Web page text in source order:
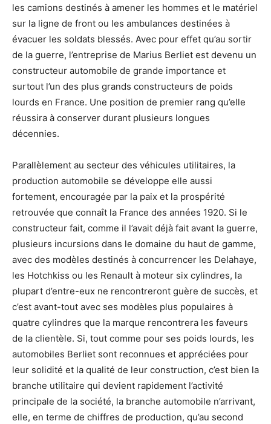
les camions destinés à amener les hommes et le matériel
sur la ligne de front ou les ambulances destinées à
évacuer les soldats blessés. Avec pour effet qu’au sortir
de la guerre, l’entreprise de Marius Berliet est devenu un
constructeur automobile de grande importance et
surtout l’un des plus grands constructeurs de poids
lourds en France. Une position de premier rang qu’elle
réussira à conserver durant plusieurs longues
décennies.
Parallèlement au secteur des véhicules utilitaires, la
production automobile se développe elle aussi
fortement, encouragée par la paix et la prospérité
retrouvée que connaît la France des années 1920. Si le
constructeur fait, comme il l’avait déjà fait avant la guerre,
plusieurs incursions dans le domaine du haut de gamme,
avec des modèles destinés à concurrencer les Delahaye,
les Hotchkiss ou les Renault à moteur six cylindres, la
plupart d’entre-eux ne rencontreront guère de succès, et
c’est avant-tout avec ses modèles plus populaires à
quatre cylindres que la marque rencontrera les faveurs
de la clientèle. Si, tout comme pour ses poids lourds, les
automobiles Berliet sont reconnues et appréciées pour
leur solidité et la qualité de leur construction, c’est bien la
branche utilitaire qui devient rapidement l’activité
principale de la société, la branche automobile n’arrivant,
elle, en terme de chiffres de production, qu’au second